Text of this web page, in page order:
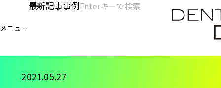
ン
ン
メニュー
[KC]
最新記事事例
検
索
店
2021.05.27